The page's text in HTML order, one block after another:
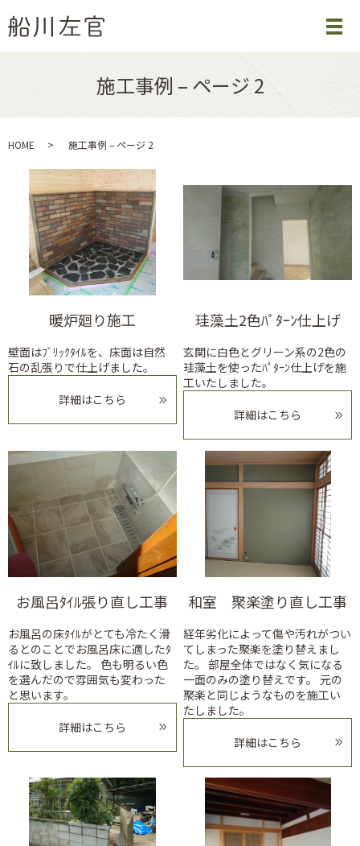
施工事例 – ページ 2
HOME 施工事例 – ページ 2
暖炉廻り施工
壁面はﾌﾞﾘｯｸﾀｲﾙを、床面は自然
石の乱張りで仕上げました。
詳細はこちら
珪藻土2色ﾊﾟﾀｰﾝ仕上げ
玄関に白色とグリーン系の2色の
珪藻土を使ったﾊﾟﾀｰﾝ仕上げを施
工いたしました。
詳細はこちら
お風呂ﾀｲﾙ張り直し工事
お風呂の床ﾀｲﾙがとても冷たく滑
るとのことでお風呂床に適したﾀ
ｲﾙに致しました。 色も明るい色
を選んだので雰囲気も変わった
と思います。
詳細はこちら
和室 聚楽塗り直し工事
経年劣化によって傷や汚れがつい
てしまった聚楽を塗り替えまし
た。 部屋全体ではなく気になる
一面のみの塗り替えです。 元の
聚楽と同じようなものを施工い
たしました。
詳細はこちら